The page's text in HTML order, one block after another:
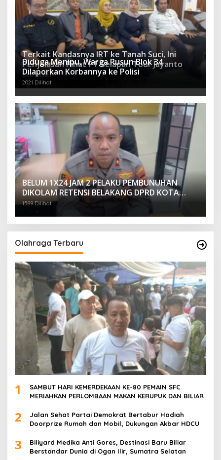
Terkait Kandasnya IRT ke Tanah Suci, Ini
Penjelasan Pihat PT Selapan Tour Jayanto
2233 Dilihat
Diduga Menipu, Warga Rusun Blok 34
Dilaporkan Korbannya ke Polisi
2021 Dilihat
BELUM 1X24 JAM 2 PELAKU PEMBUNUHAN
DIKOLAM RETENSI BELAKANG DPRD KOTA
PALEMBANG TELAH DIRINGKUS ANGGOTA
1589 Dilihat
Olahraga Terbaru
1
SAMBUT HARI KEMERDEKAAN KE-80 PEMAIN SFC
MERIAHKAN PERLOMBAAN MAKAN KERUPUK DAN BILIAR
2
Jalan Sehat Partai Demokrat Bertabur Hadiah
Doorprize Rumah dan Mobil, Dukungan Akbar HDCU
3
Biliyard Medika Anti Gores, Destinasi Baru Biliar
Berstandar Dunia di Ogan Ilir, Sumatra Selatan